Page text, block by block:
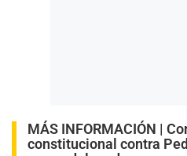
MÁS INFORMACIÓN |
constitucional contra